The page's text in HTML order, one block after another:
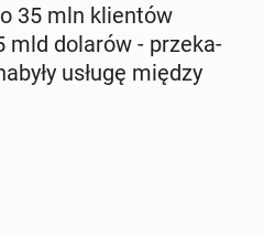
35 mln klien­tów
mld dolarów - prze­ka­
usługę między